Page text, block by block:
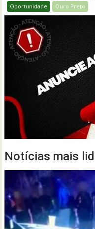
Oportunidade Ouro Preto
Notícias mais